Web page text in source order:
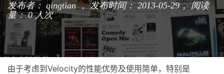
发布者： qingtian ， 发布时间： 2013-05-29，阅读
量： 0人次
由于考虑到Velocity的性能优势及使用简单，特别是